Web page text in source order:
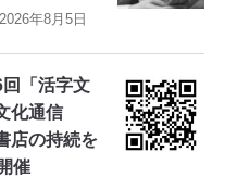
2026年8月5日
回「活字文
化通信
店の持続を
催